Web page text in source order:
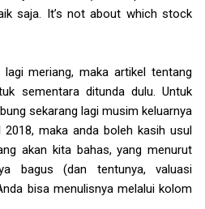
saja. It’s not about which stock
lagi meriang, maka artikel tentang
sementara ditunda dulu. Untuk
sekarang lagi musim keluarnya
maka anda boleh kasih usul
akan kita bahas, yang menurut
bagus (dan tentunya, valuasi
bisa menulisnya melalui kolom